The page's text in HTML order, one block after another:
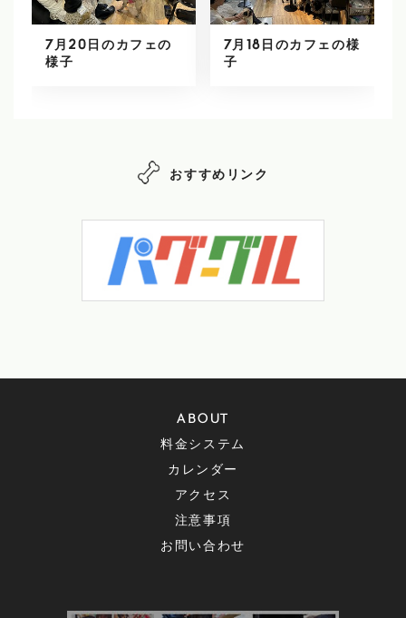
7月20日のカフェの
様子
7月18日のカフェの様
子
おすすめリンク
ABOUT
料金システム
カレンダー
アクセス
注意事項
お問い合わせ